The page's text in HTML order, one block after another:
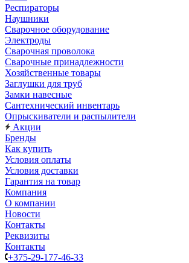
Респираторы
Наушники
Сварочное оборудование
Электроды
Сварочная проволока
Сварочные принадлежности
Хозяйственные товары
Заглушки для труб
Замки навесные
Сантехнический инвентарь
Опрыскиватели и распылители
Акции
Бренды
Как купить
Условия оплаты
Условия доставки
Гарантия на товар
Компания
О компании
Новости
Контакты
Реквизиты
Контакты
+375-29-177-46-33